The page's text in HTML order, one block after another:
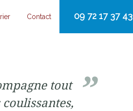
09 72 17 37 43
Contact
tout